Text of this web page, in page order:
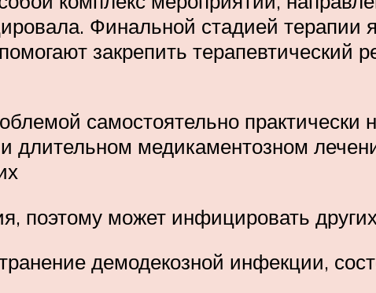
Финальной стадией терапии
закрепить терапевтический
самостоятельно
медикаментозном
поэтому может инфицировать
демодекозной инфекции,